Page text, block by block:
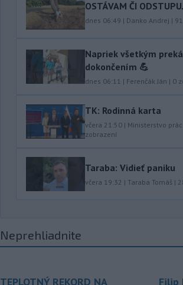
OSTÁVAM ČI
dnes 06:49 | Danko Andrej | 91
Napriek všetkým
dokončením 💪
dnes 06:11 | Ferenčák Ján | 0
TK: Rodinná karta
včera 21:50 | Ministerstvo
zobrazení
Taraba: Vidieť paniku
včera 19:32 | Taraba Tomáš |
Neprehliadnite
TEPLOTNÝ REKORD NA
Filip